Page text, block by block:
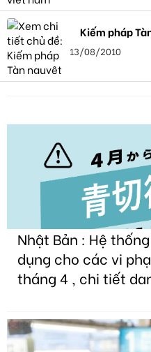
Kiếm pháp
13/08/2010
Nhật Bản : Hệ
dụng cho các vi
tháng 4 , chi tiết